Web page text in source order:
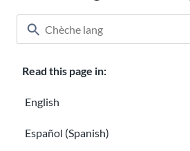
Read this page in:
English
Español (Spanish)